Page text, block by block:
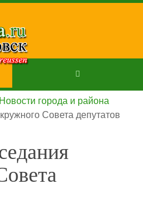
Новости города и района
Совета депутатов